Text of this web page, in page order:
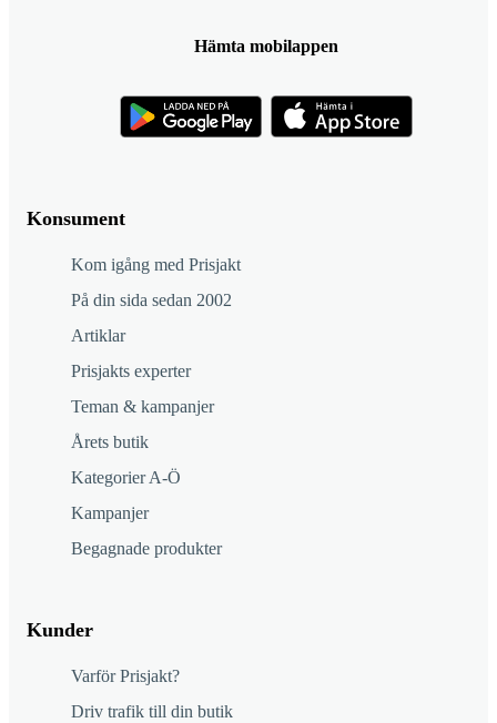
Konsument
Kom igång med Prisjakt
På din sida sedan 2002
Artiklar
Prisjakts experter
Teman & kampanjer
Årets butik
Kategorier A-Ö
Kampanjer
Begagnade produkter
Kunder
Varför Prisjakt?
Driv trafik till din butik
Hämta mobilappen